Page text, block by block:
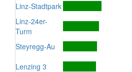
Linz-Stadtpark
Linz-24er-
Turm
Steyregg-Au
Lenzing 3